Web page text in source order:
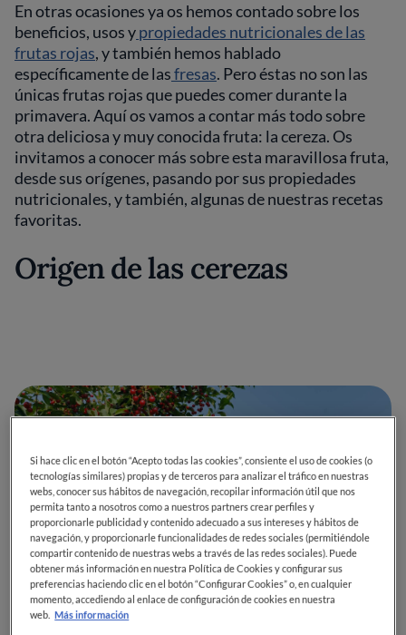
En otras ocasiones ya os hemos contado sobre los
beneficios, usos ypropiedades nutricionales de las
frutas rojas, y también hemos hablado
específicamente de lasfresas. Pero éstas no son las
únicas frutas rojas que puedes comer durante la
primavera. Aquí os vamos a contar más todo sobre
otra deliciosa y muy conocida fruta: la cereza. Os
invitamos a conocer más sobre esta maravillosa fruta,
desde sus orígenes, pasando por sus propiedades
nutricionales, y también, algunas de nuestras recetas
favoritas.
Origen de las cerezas
Si hace clic en el botón “Acepto todas las cookies”, consiente el uso de cookies (o
tecnologías similares) propias y de terceros para analizar el tráfico en nuestras
webs, conocer sus hábitos de navegación, recopilar información útil que nos
permita tanto a nosotros como a nuestros partners crear perfiles y
proporcionarle publicidad y contenido adecuado a sus intereses y hábitos de
navegación, y proporcionarle funcionalidades de redes sociales (permitiéndole
compartir contenido de nuestras webs a través de las redes sociales). Puede
obtener más información en nuestra Política de Cookies y configurar sus
preferencias haciendo clic en el botón “Configurar Cookies” o, en cualquier
momento, accediendo al enlace de configuración de cookies en nuestra
web. Más información